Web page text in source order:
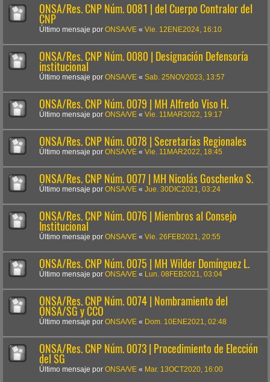
ONSA/Res. CNP Núm. 0081 | del Cuerpo Contralor del
CNP
Último mensaje por ONSA/VE « Vie. 12ENE2024, 16:10
ONSA/Res. CNP Núm. 0080 | Designación Defensoría
institucional
Último mensaje por ONSA/VE « Sab. 25NOV2023, 13:57
ONSA/Res. CNP Núm. 0079 | MH Alfredo Viso H.
Último mensaje por ONSA/VE « Vie. 11MAR2022, 19:17
ONSA/Res. CNP Núm. 0078 | Secretarías Regionales
Último mensaje por ONSA/VE « Vie. 11MAR2022, 18:45
ONSA/Res. CNP Núm. 0077 | MH Nicolás Goschenko S.
Último mensaje por ONSA/VE « Jue. 30DIC2021, 03:24
ONSA/Res. CNP Núm. 0076 | Miembros al Consejo
Institucional
Último mensaje por ONSA/VE « Vie. 26FEB2021, 20:55
ONSA/Res. CNP Núm. 0075 | MH Wilder Domínguez L.
Último mensaje por ONSA/VE « Lun. 08FEB2021, 03:04
ONSA/Res. CNP Núm. 0074 | Nombramiento del
ONSA/SG y CCO
Último mensaje por ONSA/VE « Dom. 10ENE2021, 02:48
ONSA/Res. CNP Núm. 0073 | Procedimiento de Elección
del SG
Último mensaje por ONSA/VE « Mar. 13OCT2020, 16:00